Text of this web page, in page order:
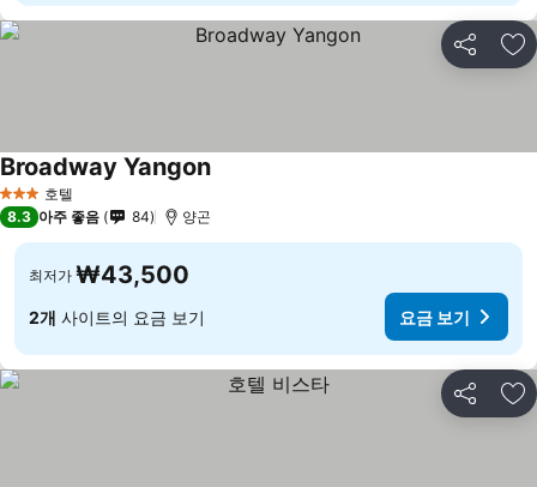
공유 즐
3 성급 호텔
Broadway Yangon
8.3 아주 좋음 84 양곤
최저가 ₩43,500
2개 사이트의 요금 보기 요금 보기
공유 즐